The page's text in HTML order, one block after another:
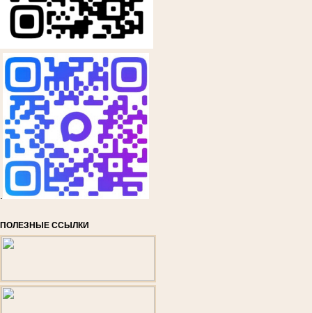
ПОЛЕЗНЫЕ ССЫЛКИ